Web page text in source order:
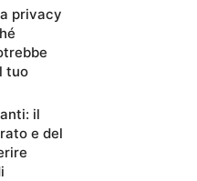
privacy
tuo
il
e del